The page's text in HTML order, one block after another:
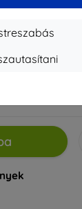
EXTRA10